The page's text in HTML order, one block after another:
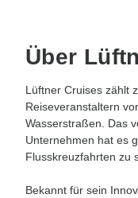
Über
Lüftner Cruises zählt
Reiseveranstaltern
Wasserstraßen. Das
Unternehmen hat es
Flusskreuzfahrten zu
Bekannt für sein